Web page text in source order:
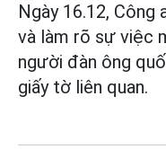
Ngày 16.12, Công
và làm rõ sự việc
người đàn ông
giấy tờ liên quan.